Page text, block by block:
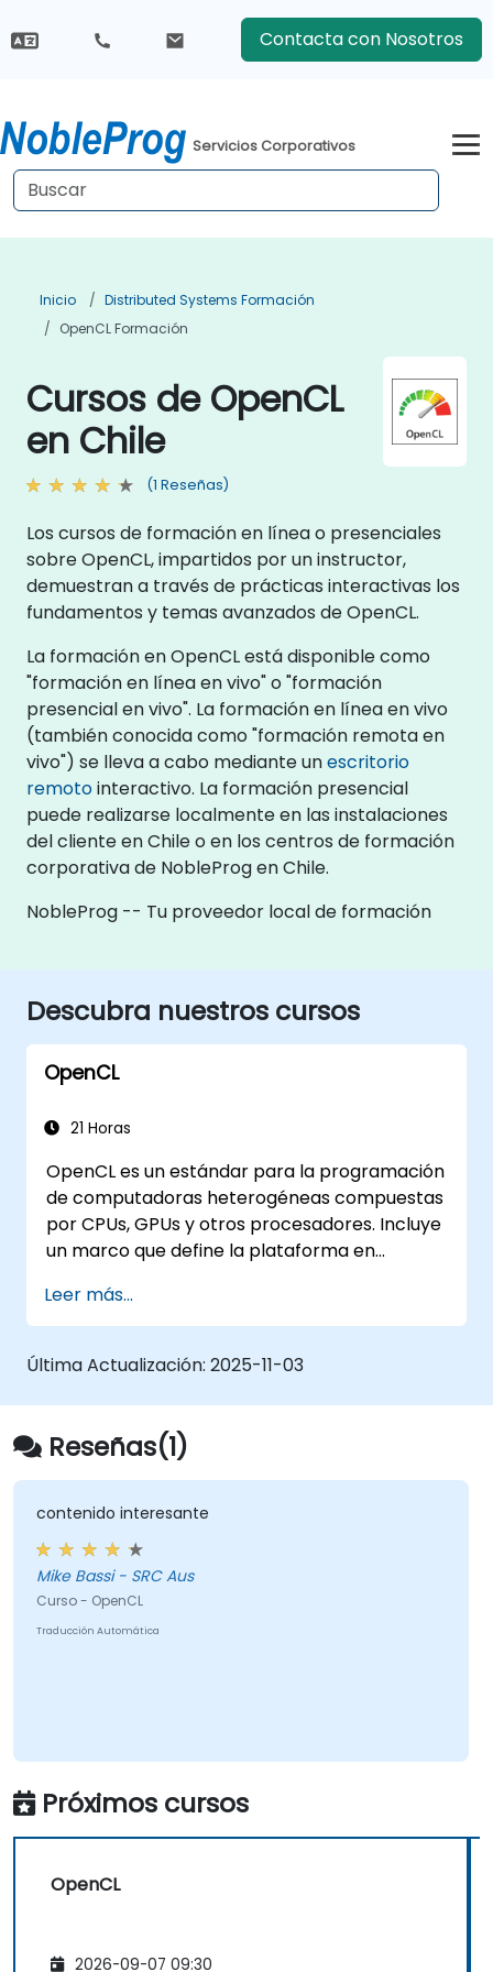
Contacta con Nosotros
Servicios Corporativos
Inicio
Distributed Systems Formación
OpenCL Formación
Cursos de OpenCL
en Chile
(1 Reseñas)
Los cursos de formación en línea o presenciales
sobre OpenCL, impartidos por un instructor,
demuestran a través de prácticas interactivas los
fundamentos y temas avanzados de OpenCL.
La formación en OpenCL está disponible como
"formación en línea en vivo" o "formación
presencial en vivo". La formación en línea en vivo
(también conocida como "formación remota en
vivo") se lleva a cabo mediante unescritorio
remotointeractivo. La formación presencial
puede realizarse localmente en las instalaciones
del cliente en Chile o en los centros de formación
corporativa de NobleProg en Chile.
NobleProg -- Tu proveedor local de formación
Descubra nuestros cursos
OpenCL
21 Horas
OpenCL es un estándar para la programación
de computadoras heterogéneas compuestas
por CPUs, GPUs y otros procesadores. Incluye
un marco que define la plataforma en
o más dispositivos de cómputo, como una
GPU, además de un lenguaje de
programación basado en C para escribir
cómputo. Con OpenCL, un programador
puede crear programas basados en tareas y
paralelos a datos que aprovechen las
diferentes tipologías de procesadores dentro
de un solo sistema.
Leer más...
Última Actualización: 2025-11-03
Reseñas(1)
contenido interesante
Mike Bassi - SRC Aus
Curso - OpenCL
Traducción Automática
Próximos cursos
OpenCL
2026-09-07 09:30